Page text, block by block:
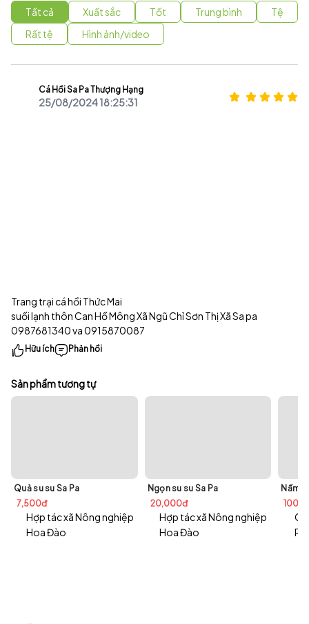
Tất cả Xuất sắc Tốt Trung bình
Tệ
Rất tệ
Hình ảnh/video
Cá Hồi Sa Pa Thượng Hạng
25/08/2024 18:25:31
Trang trại cá hồi Thức Mai
suối lạnh thôn Can Hồ Mông Xã Ngũ Chỉ Sơn Thị Xã Sa pa
0987681340 va 0915870087
Hữu ích Phản hồi
Sản phẩm tương tự
Quả su su Sa Pa
7,500đ
Hợp tác xã Nông nghiệp
Hoa Đào
Ngọn su su Sa Pa
20,000đ
Hợp tác xã Nông nghiệp
Hoa Đào
Nấm